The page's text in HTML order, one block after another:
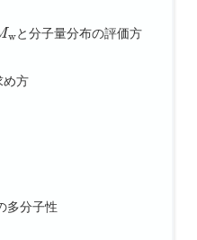
w と分子量分布の評価方
め方
多分子性